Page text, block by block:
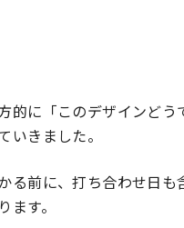
的に「このデザインど
いきました。
る前に、打ち合わせ日
ます。